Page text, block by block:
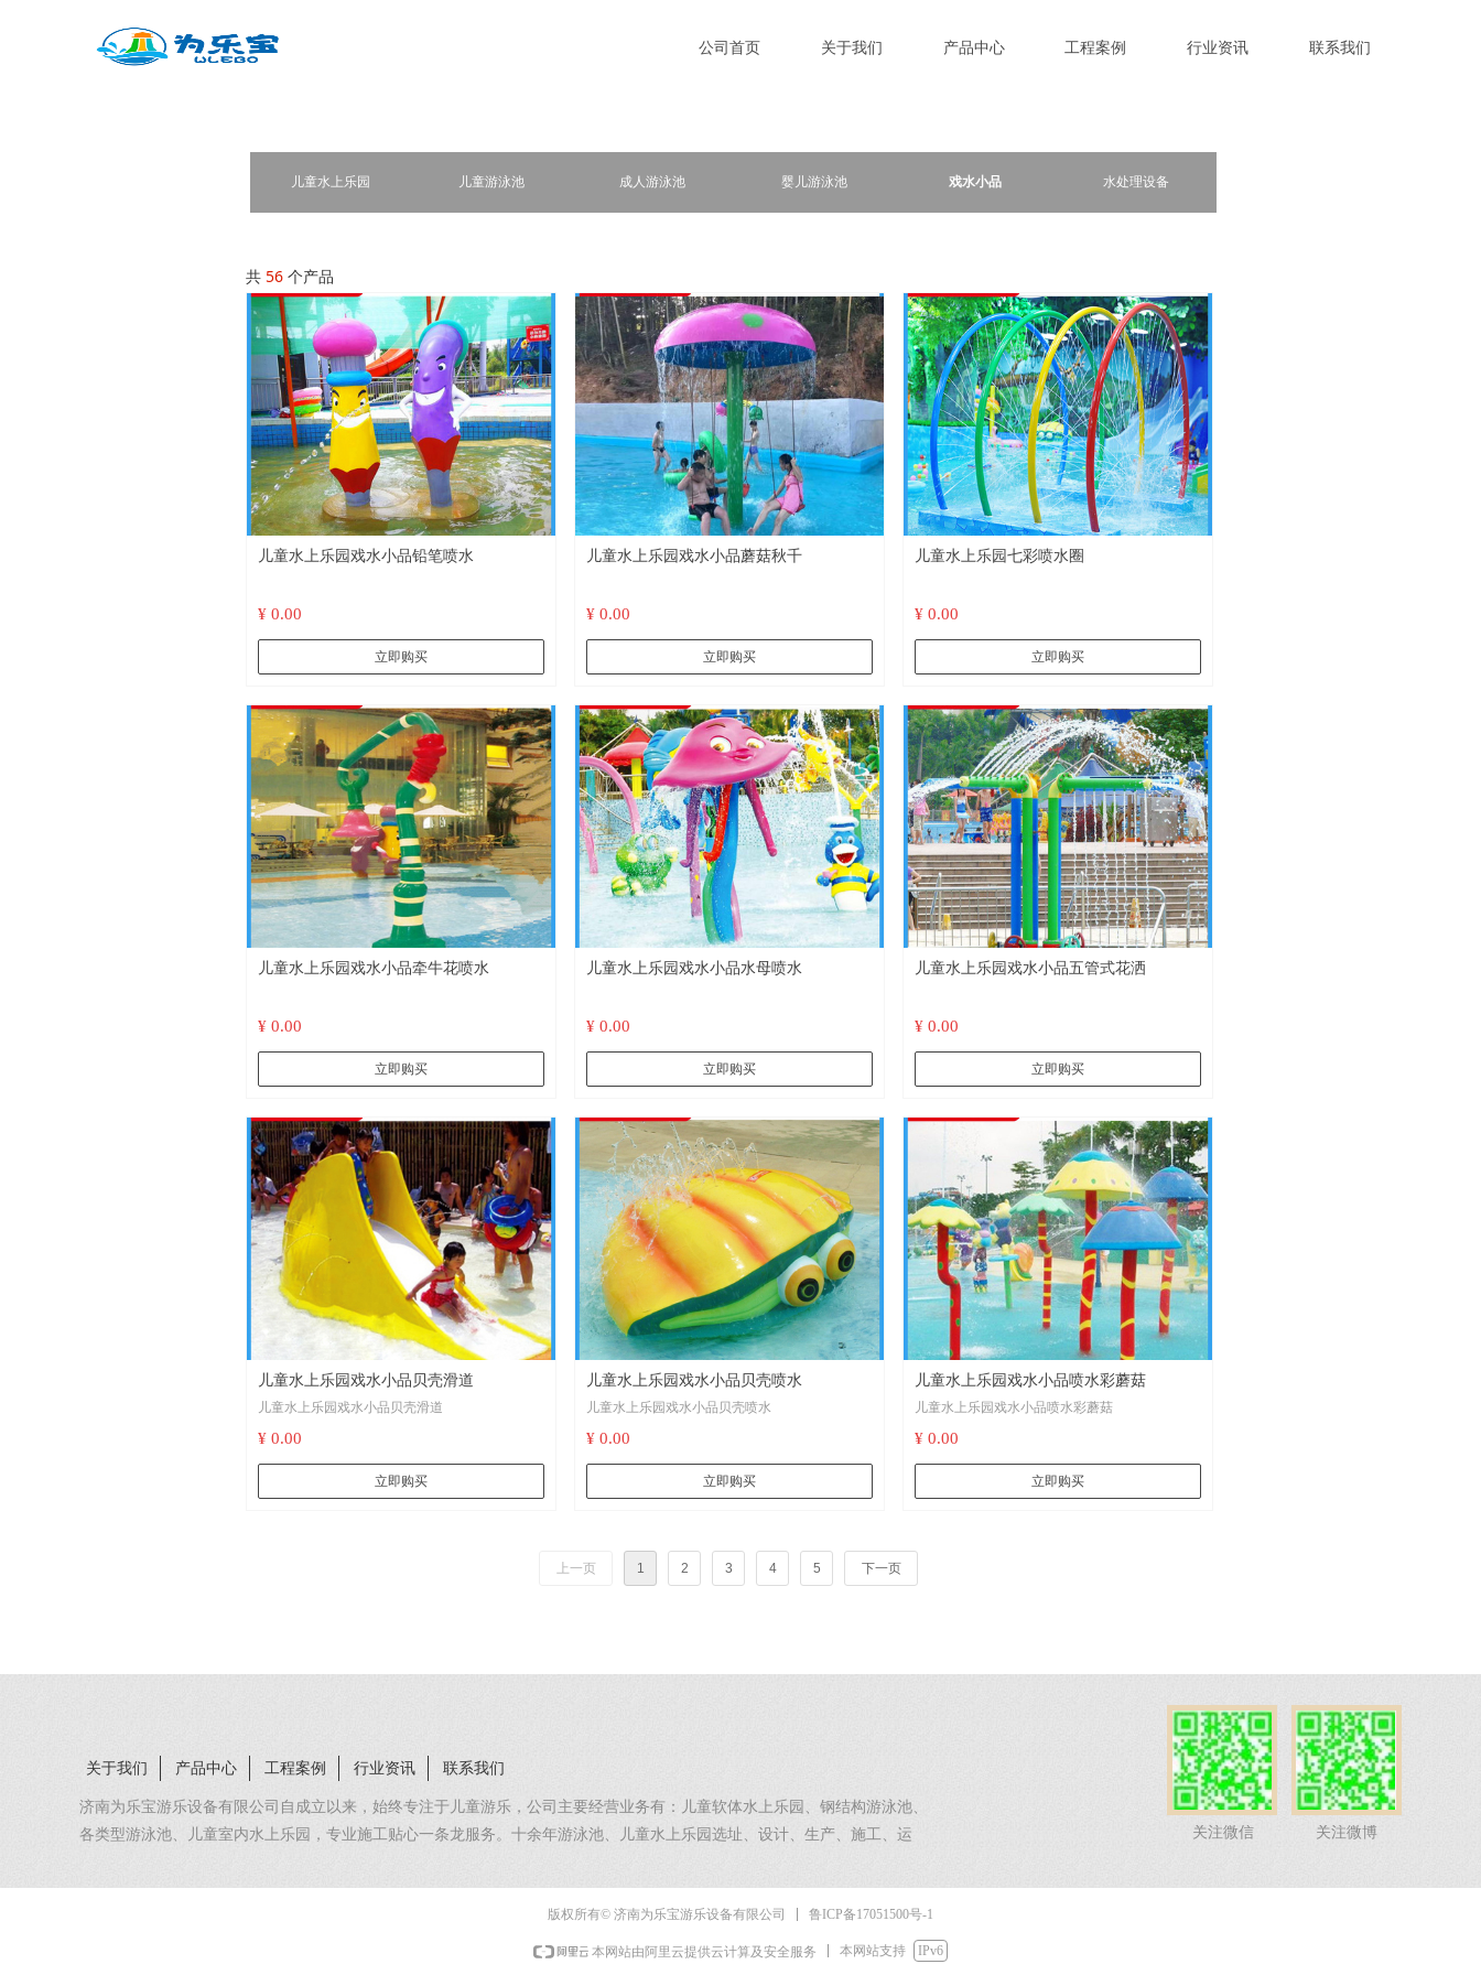
公司首页 关于我们 产品中心 工程案例 行业资讯 联系我们
共 56 个产品
儿童水上乐园戏水小品铅笔喷水
¥ 0.00
立即购买
儿童水上乐园戏水小品蘑菇秋千
¥ 0.00
立即购买
儿童水上乐园七彩喷水圈
¥ 0.00
立即购买
儿童水上乐园戏水小品牵牛花喷水
¥ 0.00
立即购买
儿童水上乐园戏水小品水母喷水
¥ 0.00
立即购买
儿童水上乐园戏水小品五管式花洒
¥ 0.00
立即购买
儿童水上乐园戏水小品贝壳滑道
儿童水上乐园戏水小品贝壳滑道
¥ 0.00
立即购买
儿童水上乐园戏水小品贝壳喷水
儿童水上乐园戏水小品贝壳喷水
¥ 0.00
立即购买
儿童水上乐园戏水小品喷水彩蘑菇
儿童水上乐园戏水小品喷水彩蘑菇
¥ 0.00
立即购买
上一页 1 2 3 4 5 下一页
儿童水上乐园 儿童游泳池 成人游泳池 婴儿游泳池 戏水小品 水处理设备
关于我们 产品中心 工程案例 行业资讯 联系我们
关注微信 关注微博
济南为乐宝游乐设备有限公司自成立以来，始终专注于儿童游乐，公司主要经营业务有：儿童软体水上乐园、钢结构游泳池、
各类型游泳池、儿童室内水上乐园，专业施工贴心一条龙服务。十余年游泳池、儿童水上乐园选址、设计、生产、施工、运
版权所有© 济南为乐宝游乐设备有限公司 鲁ICP备17051500号-1
本网站由阿里云提供云计算及安全服务 本网站支持 IPv6